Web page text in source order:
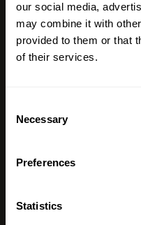
our social media,
may combine it with
provided to them or that
of their services.
Selection
Necessary
Preferences
Statistics